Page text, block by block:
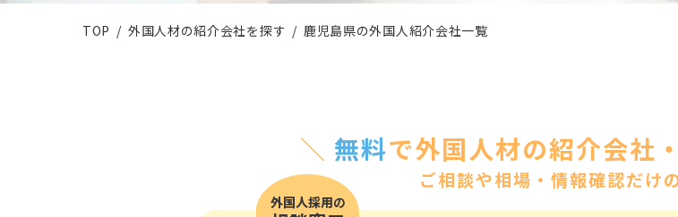
技能
通訳
IT
営業
採用市場
調査・プレスリリース
TOP 外国人材の紹介会社を探す 鹿児島県の外国人紹介会社一覧
＼ 無料で外国人材の紹介会社
ご相談や相場・情報確認だけ